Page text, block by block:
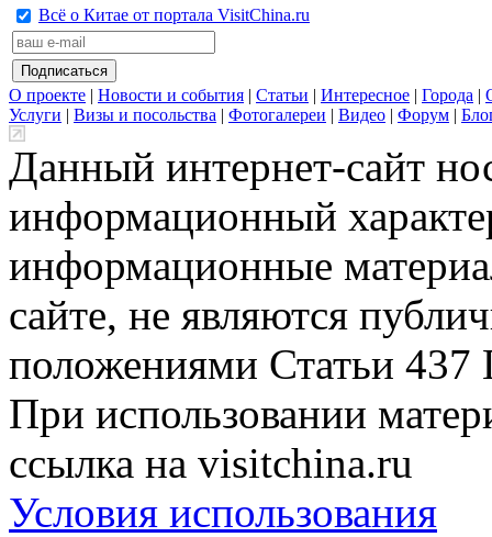
Всё о Китае от портала VisitChina.ru
О проекте | Новости и события | Статьи | Интересное | Города |
Услуги | Визы и посольства | Фотогалереи | Видео | Форум |
Данный интернет-сайт
информационный
информационные
сайте, не являются
положениями Статьи 437
При использовании
ссылка на visitchina.ru
Условия использования